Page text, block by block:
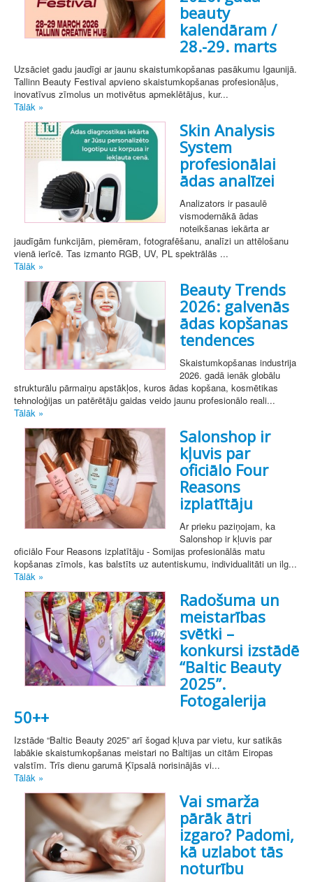
beauty
kalendāram /
28.-29. marts
Uzsāciet gadu jaudīgi ar jaunu skaistumkopšanas pasākumu Igaunijā.
Tallinn Beauty Festival apvieno skaistumkopšanas profesionāļus,
inovatīvus zīmolus un motivētus apmeklētājus, kur...
Tālāk »
Skin Analysis
System
profesionālai
ādas analīzei
Analizators ir pasaulē
vismodernākā ādas
noteikšanas iekārta ar
jaudīgām funkcijām, piemēram, fotografēšanu, analīzi un attēlošanu
vienā ierīcē. Tas izmanto RGB, UV, PL spektrālās ...
Tālāk »
Beauty Trends
2026: galvenās
ādas kopšanas
tendences
Skaistumkopšanas industrija
2026. gadā ienāk globālu
strukturālu pārmaiņu apstākļos, kuros ādas kopšana, kosmētikas
tehnoloģijas un patērētāju gaidas veido jaunu profesionālo reali...
Tālāk »
Salonshop ir
kļuvis par
oficiālo Four
Reasons
izplatītāju
Ar prieku paziņojam, ka
Salonshop ir kļuvis par
oficiālo Four Reasons izplatītāju - Somijas profesionālās matu
kopšanas zīmols, kas balstīts uz autentiskumu, individualitāti un ilg...
Tālāk »
Radošuma un
meistarības
svētki –
konkursi izstādē
“Baltic Beauty
2025”.
Fotogalerija
50++
Izstāde “Baltic Beauty 2025” arī šogad kļuva par vietu, kur satikās
labākie skaistumkopšanas meistari no Baltijas un citām Eiropas
valstīm. Trīs dienu garumā Ķīpsalā norisinājās vi...
Tālāk »
Vai smarža
pārāk ātri
izgaro? Padomi,
kā uzlabot tās
noturību